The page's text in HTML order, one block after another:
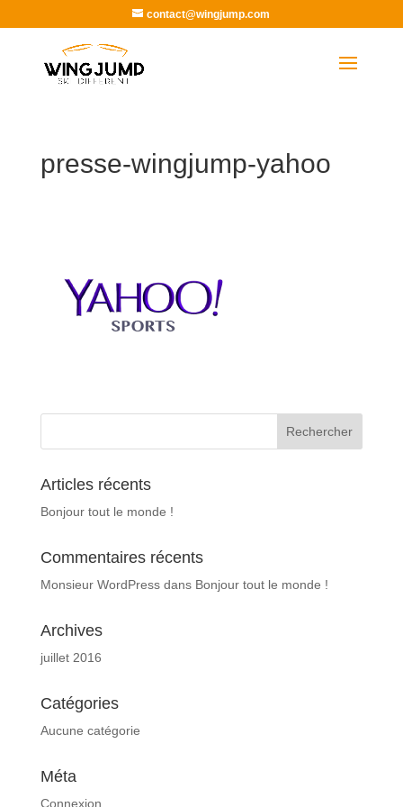
contact@wingjump.com
presse-wingjump-yahoo
Articles récents
Bonjour tout le monde !
Commentaires récents
Monsieur WordPressdans Bonjour tout le monde !
Archives
juillet 2016
Catégories
Aucune catégorie
Méta
Connexion